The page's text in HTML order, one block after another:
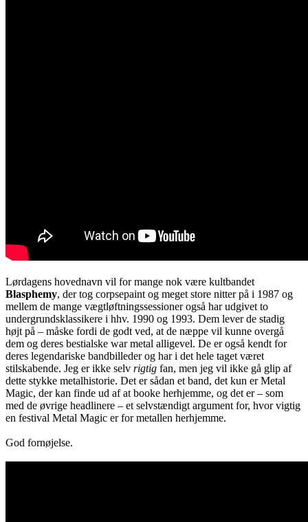
Lørdagens hovednavn vil for mange nok være kultbandet
Blasphemy, der tog corpsepaint og meget store nitter på i 1987 og
mellem de mange vægtløftningssessioner også har udgivet to
undergrundsklassikere i hhv. 1990 og 1993. Dem lever de stadig
højt på – måske fordi de godt ved, at de næppe vil kunne overgå
dem og deres bestialske war metal alligevel. De er også kendt for
deres legendariske bandbilleder og har i det hele taget været
stilskabende. Jeg er ikke selv rigtig fan, men jeg vil ikke gå glip af
dette stykke metalhistorie. Det er sådan et band, det kun er Metal
Magic, der kan finde ud af at booke herhjemme, og det er – som
med de øvrige headlinere – et selvstændigt argument for, hvor vigtig
en festival Metal Magic er for metallen herhjemme.
God fornøjelse.